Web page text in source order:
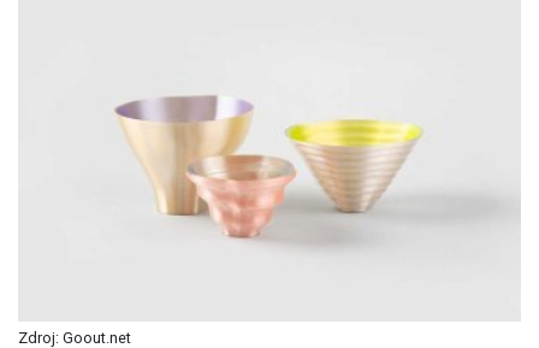
Zdroj: Goout.net
Bratislava-Staré Mesto,Slovenské múzeum dizajnu